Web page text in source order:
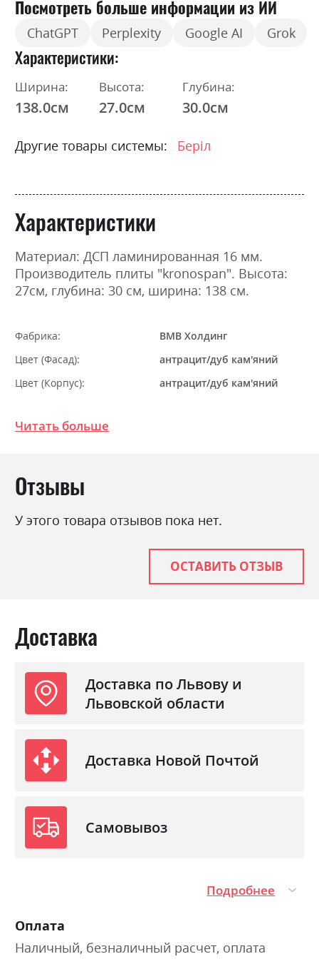
Посмотреть больше информации из ИИ
ChatGPT Perplexity Google AI Grok
Характеристики
Ширина:
138.0см
Высота:
27.0см
Глубина:
30.0см
Другие товары системы: Беріл
Характеристики
Материал: ДСП ламинированная 16 мм.
Производитель плиты "kronospan". Высота:
27см, глубина: 30 см, ширина: 138 см.
Фабрика:
ВМВ Холдинг
Цвет (Фасад):
антрацит/дуб кам'яний
Цвет (Корпус):
антрацит/дуб кам'яний
Стиль
Читать больше
Отзывы
У этого товара отзывов пока нет.
ОСТАВИТЬ ОТЗЫВ
Доставка
Доставка по Львову и
Львовской области
Доставка Новой Почтой
Самовывоз
Подробнее
Оплата
Наличный, безналичный расчет, оплата